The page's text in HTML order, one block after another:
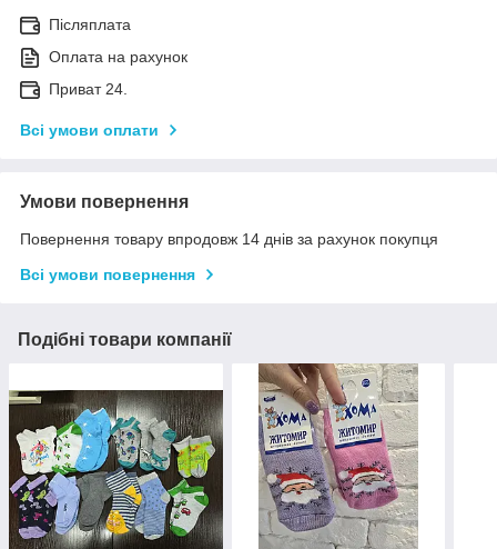
Післяплата
Оплата на рахунок
Приват 24.
Всі умови оплати
Умови повернення
Повернення товару впродовж 14 днів за рахунок покупця
Всі умови повернення
Подібні товари компанії